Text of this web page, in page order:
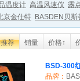
温度计 高温风速仪 露
京金仕特 BASDEN贝斯
荐 销量 价格↑
BSD-300
品牌：